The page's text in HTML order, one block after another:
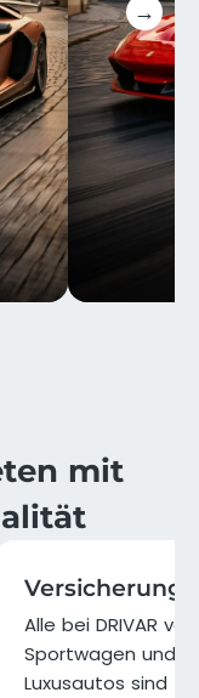
→
mit
Versicherung
Alle bei DRIVAR
Sportwagen und
Luxusautos sind